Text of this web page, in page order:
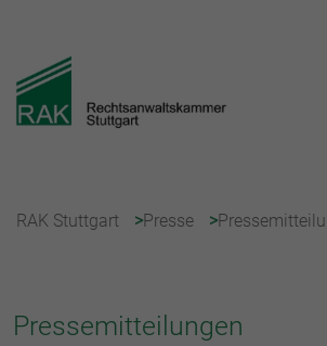
RAK Stuttgart Presse
Pressemitteilungen